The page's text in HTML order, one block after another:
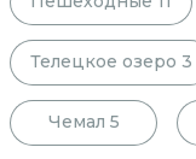
Телецкое озеро 3
Чемал 5